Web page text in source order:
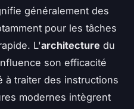
généralement des
pour les tâches
L'architecture du
son efficacité
à traiter des instructions
modernes intègrent